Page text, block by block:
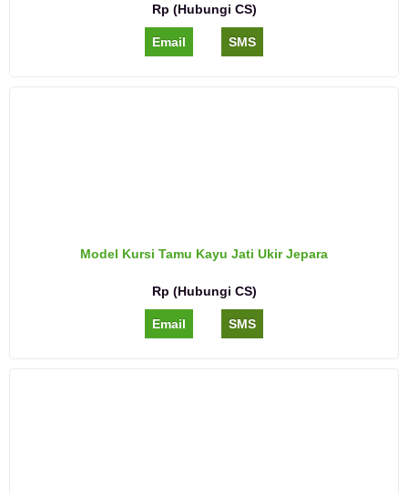
Rp (Hubungi CS)
Email SMS
Model Kursi Tamu Kayu Jati Ukir Jepara
Rp (Hubungi CS)
Email SMS